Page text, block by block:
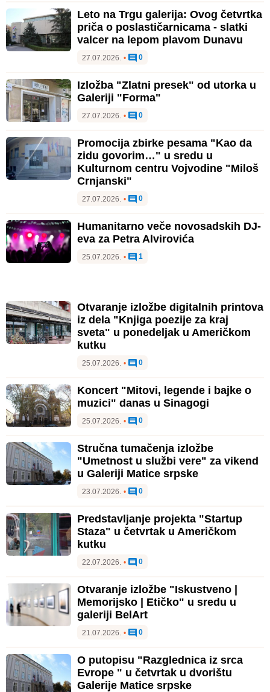
Leto na Trgu galerija: Ovog četvrtka
priča o poslastičarnicama - slatki
valcer na lepom plavom Dunavu
27.07.2026. • 0
Izložba "Zlatni presek" od utorka u
Galeriji "Forma"
27.07.2026. • 0
Promocija zbirke pesama "Kao da
zidu govorim…" u sredu u
Kulturnom centru Vojvodine "Miloš
Crnjanski"
27.07.2026. • 0
Humanitarno veče novosadskih DJ-
eva za Petra Alvirovića
25.07.2026. • 1
Otvaranje izložbe digitalnih printova
iz dela "Knjiga poezije za kraj
sveta" u ponedeljak u Američkom
kutku
25.07.2026. • 0
Koncert "Mitovi, legende i bajke o
muzici" danas u Sinagogi
25.07.2026. • 0
Stručna tumačenja izložbe
"Umetnost u službi vere" za vikend
u Galeriji Matice srpske
23.07.2026. • 0
Predstavljanje projekta "Startup
Staza" u četvrtak u Američkom
kutku
22.07.2026. • 0
Otvaranje izložbe "Iskustveno |
Memorijsko | Etičko" u sredu u
galeriji BelArt
21.07.2026. • 0
O putopisu "Razglednica iz srca
Evrope " u četvrtak u dvorištu
Galerije Matice srpske